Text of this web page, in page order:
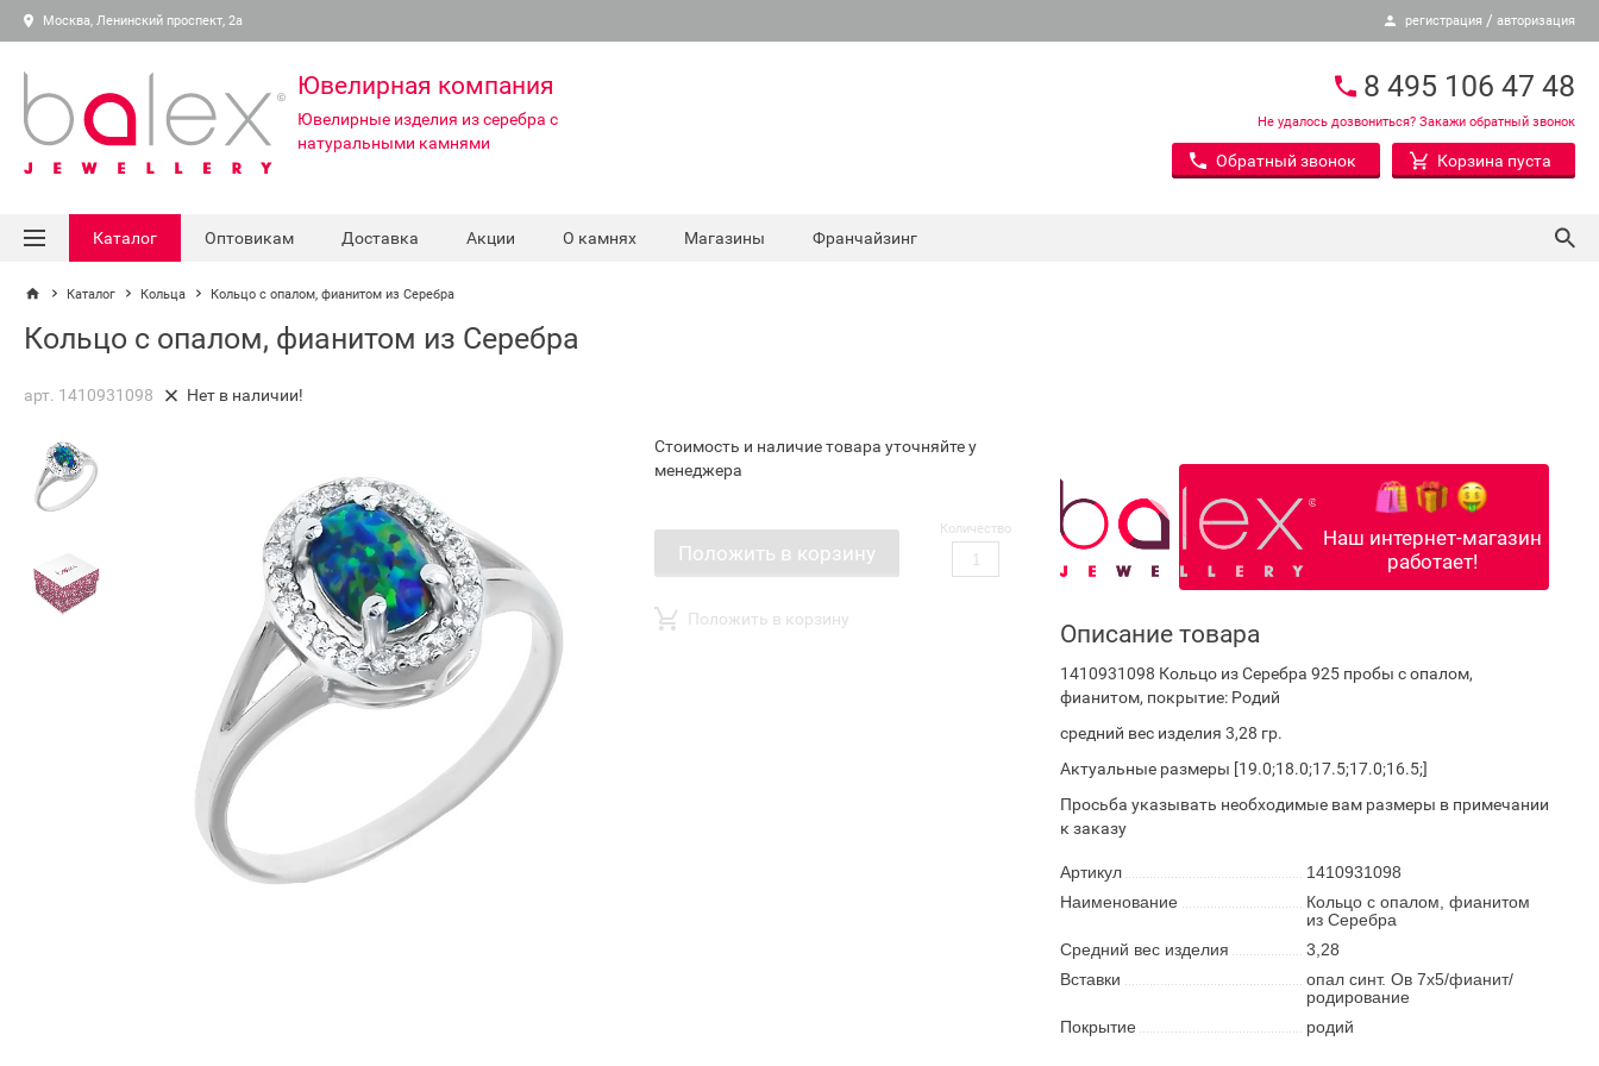
Москва, Ленинский проспект, 2а регистрация / авторизация
Ювелирная компания
Ювелирные изделия из серебра с
натуральными камнями
8 495 106 47 48
Не удалось дозвониться? Закажи обратный звонок
Обратный звонок Корзина пуста
Каталог Оптовикам Доставка Акции О камнях Магазины Франчайзинг
Каталог Кольца Кольцо с опалом, фианитом из Серебра
Кольцо с опалом, фианитом из Серебра
арт. 1410931098 Нет в наличии!
Стоимость и наличие товара уточняйте у
менеджера
Положить в корзину
Количество
Положить в корзину
Наш интернет-магазин
работает!
Описание товара
1410931098 Кольцо из Серебра 925 пробы с опалом,
фианитом, покрытие: Родий
средний вес изделия 3,28 гр.
Актуальные размеры [19.0;18.0;17.5;17.0;16.5;]
Просьба указывать необходимые вам размеры в примечании
к заказу
Артикул
1410931098
Наименование
Кольцо с опалом, фианитом
из Серебра
Средний вес изделия
3,28
Вставки
опал синт. Ов 7х5/фианит/
родирование
Покрытие
родий